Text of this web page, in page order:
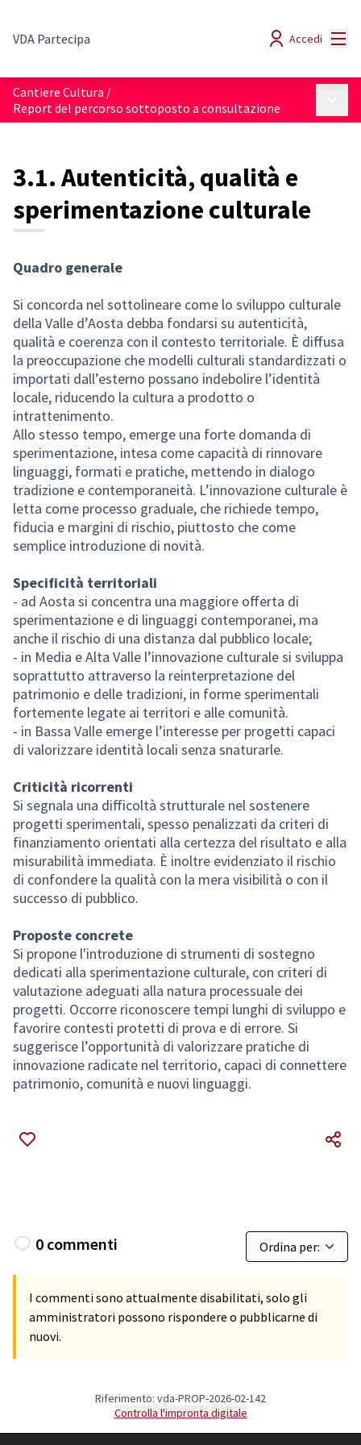
VDA Partecipa Accedi
Cantiere Cultura /
Report del percorso sottoposto a consultazione
3.1. Autenticità, qualità e
sperimentazione culturale
Quadro generale
Si concorda nel sottolineare come lo sviluppo culturale
della Valle d’Aosta debba fondarsi su autenticità,
qualità e coerenza con il contesto territoriale. È diffusa
la preoccupazione che modelli culturali standardizzati o
importati dall’esterno possano indebolire l’identità
locale, riducendo la cultura a prodotto o
intrattenimento.
Allo stesso tempo, emerge una forte domanda di
sperimentazione, intesa come capacità di rinnovare
linguaggi, formati e pratiche, mettendo in dialogo
tradizione e contemporaneità. L’innovazione culturale è
letta come processo graduale, che richiede tempo,
fiducia e margini di rischio, piuttosto che come
semplice introduzione di novità.
Specificità territoriali
- ad Aosta si concentra una maggiore offerta di
sperimentazione e di linguaggi contemporanei, ma
anche il rischio di una distanza dal pubblico locale;
- in Media e Alta Valle l’innovazione culturale si sviluppa
soprattutto attraverso la reinterpretazione del
patrimonio e delle tradizioni, in forme sperimentali
fortemente legate ai territori e alle comunità.
- in Bassa Valle emerge l’interesse per progetti capaci
di valorizzare identità locali senza snaturarle.
Criticità ricorrenti
Si segnala una difficoltà strutturale nel sostenere
progetti sperimentali, spesso penalizzati da criteri di
finanziamento orientati alla certezza del risultato e alla
misurabilità immediata. È inoltre evidenziato il rischio
di confondere la qualità con la mera visibilità o con il
successo di pubblico.
Proposte concrete
Si propone l'introduzione di strumenti di sostegno
dedicati alla sperimentazione culturale, con criteri di
valutazione adeguati alla natura processuale dei
progetti. Occorre riconoscere tempi lunghi di sviluppo e
favorire contesti protetti di prova e di errore. Si
suggerisce l’opportunità di valorizzare pratiche di
innovazione radicate nel territorio, capaci di connettere
patrimonio, comunità e nuovi linguaggi.
0 commenti
I commenti sono attualmente disabilitati, solo gli
amministratori possono rispondere o pubblicarne di
nuovi.
Riferimento: vda-PROP-2026-02-142
Controlla l'impronta digitale